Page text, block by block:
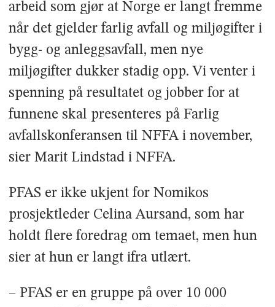
arbeid som gjør at Norge er langt fremme
når det gjelder farlig avfall og miljøgifter i
bygg- og anleggsavfall, men nye
miljøgifter dukker stadig opp. Vi venter i
spenning på resultatet og jobber for at
funnene skal presenteres på Farlig
avfallskonferansen til NFFA i november,
sier Marit Lindstad i NFFA.
PFAS er ikke ukjent for Nomikos
prosjektleder Celina Aursand, som har
holdt flere foredrag om temaet, men hun
sier at hun er langt ifra utlært.
– PFAS er en gruppe på over 10 000